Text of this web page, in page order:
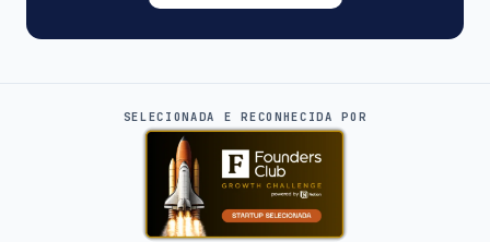
SELECIONADA E RECONHECIDA POR